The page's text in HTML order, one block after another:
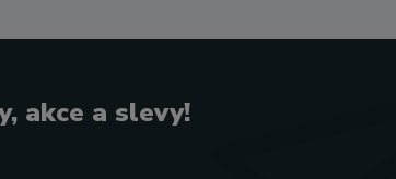
akce a slevy!